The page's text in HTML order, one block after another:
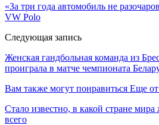
«За три года автомобиль не
VW Polo
Следующая запись
Женская гандбольная команда из
проиграла в матче чемпионата
Вам также могут понравиться Еще от
Стало известно, в какой стране
всего